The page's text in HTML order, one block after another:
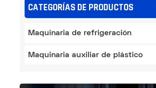
CATEGORÍAS DE PRODUCTOS
Maquinaria de refrigeración
Maquinaria auxiliar de plástico